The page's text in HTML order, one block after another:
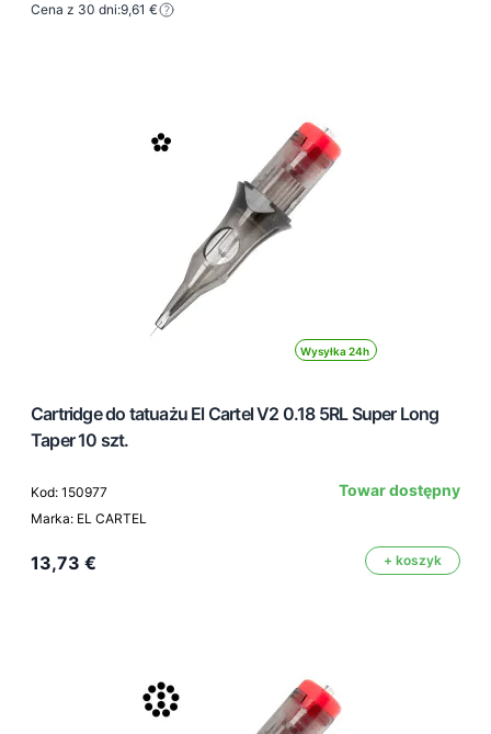
Cena z 30 dni:9,61 €
Wysyłka 24h
Cartridge do tatuażu El Cartel V2 0.18 5RL Super Long
Taper 10 szt.
Kod: 150977
Marka: EL CARTEL
Towar dostępny
13,73 € + koszyk